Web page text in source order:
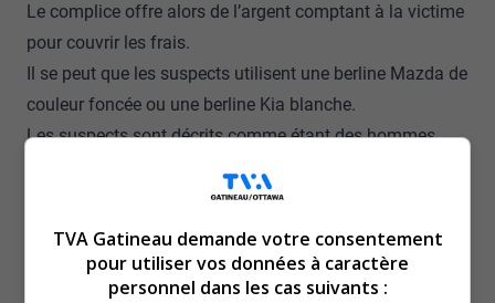
Le complice offre alors de l’argent comptant à la victime
pour couvrir les frais.
Il se peut que les suspects utilisent une berline Mazda de
couleur foncée ou une berline Kia blanche.
Les suspects sont décrits comme étant des hommes
foncés et la barbe bien taillée; l’autre a le teint clair, les
cheveux mi-longueur, rasé de près et mesurant environ
5 pieds 9 pouces (175 cm), carrure mince et portant, aux
dernières nouvelles, un manteau noir au capuchon bordé
TVA Gatineau demande votre consentement
pour utiliser vos données à caractère
personnel dans les cas suivants :